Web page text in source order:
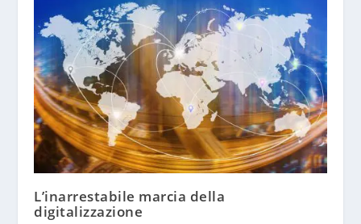
L’inarrestabile marcia della
digitalizzazione